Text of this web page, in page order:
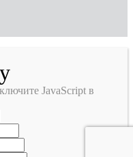
JavaScript в